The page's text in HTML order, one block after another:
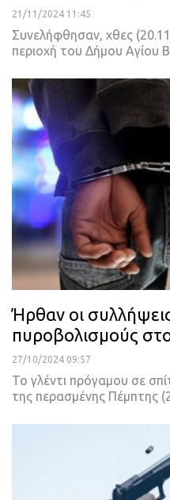
21/11/2024 11:45
Συνελήφθησαν, χθες
περιοχή του Δήμου Αγίου
Ήρθαν οι
πυροβολισμούς
27/10/2024 09:57
Το γλέντι πρόγαμου σε
της περασμένης Πέμπτης